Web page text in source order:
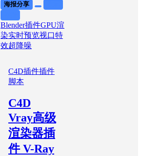
海报分享
Blender插件GPU渲
染实时预览视口特
效超降噪
C4D插件插件
脚本
C4D
Vray高级
渲染器插
件 V-Ray